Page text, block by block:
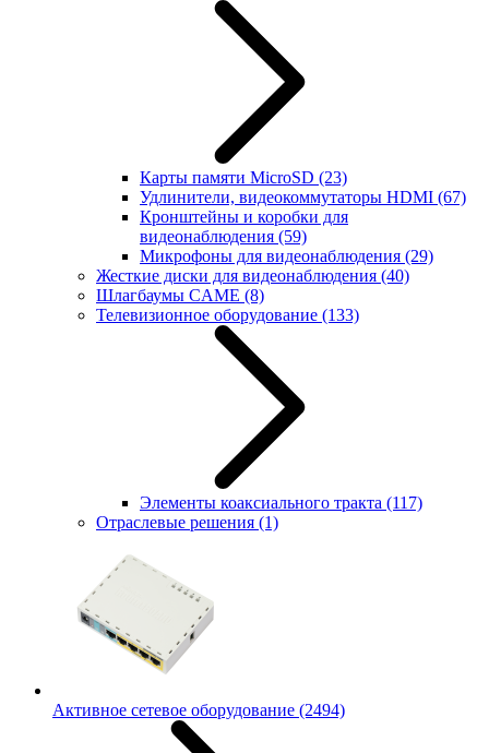
Карты памяти MicroSD (23)
Удлинители, видеокоммутаторы HDMI (67)
Кронштейны и коробки для
видеонаблюдения (59)
Микрофоны для видеонаблюдения (29)
Жесткие диски для видеонаблюдения (40)
Шлагбаумы CAME (8)
Телевизионное оборудование (133)
Элементы коаксиального тракта (117)
Отраслевые решения (1)
Активное сетевое оборудование (2494)